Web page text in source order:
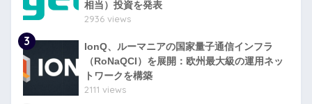
相当）投資を発表
2936 views
3
IonQ、ルーマニアの国家量子通信インフラ
（RoNaQCI）を展開：欧州最大級の運用ネッ
トワークを構築
2111 views